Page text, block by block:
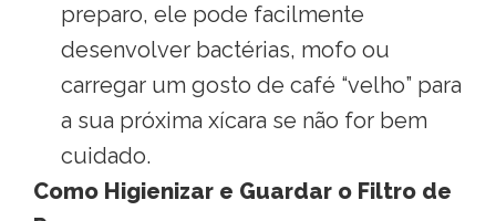
preparo, ele pode facilmente
desenvolver bactérias, mofo ou
carregar um gosto de café “velho” para
a sua próxima xícara se não for bem
cuidado.
Como Higienizar e Guardar o Filtro de